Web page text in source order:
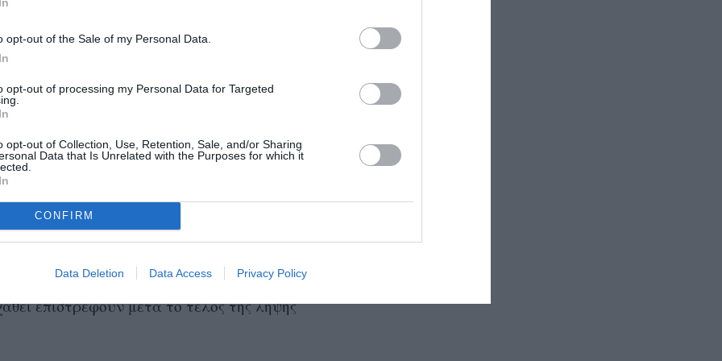
opt-out of the Sale of my Personal Data.
opt-out of processing my Personal Data for Targeted
opt-out of Collection, Use, Retention, Sale, and/or Sharing
Data that Is Unrelated with the Purposes for which it
CONFIRM
Data Deletion Data Access Privacy Policy
μάλιστα ότι το παίρνουν οι
αποθεμάτωνγια τους ανθρώπους που
για διαβητικούς.
που συνταγογραφείται για διαβητικούς.
σαν γρήγορη λύση απώλειας βάρους
οι Kardashians- έχει οδηγήσει σε
τους ανθρώπους που το χρειάζονται
για διαβητικούς.
Therapeutics), στα δύο τρία των
επιστρέφουν μετά το τέλος της λήψης